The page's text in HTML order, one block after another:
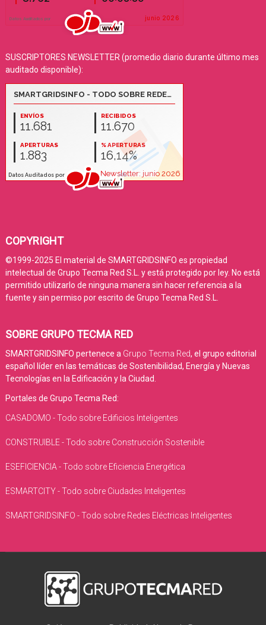
SUSCRIPTORES NEWSLETTER (promedio diario durante último mes
auditado disponible):
COPYRIGHT
©1999-2025 El material de SMARTGRIDSINFO es propiedad
intelectual de Grupo Tecma Red S.L. y está protegido por ley. No está
permitido utilizarlo de ninguna manera sin hacer referencia a la
fuente y sin permiso por escrito de Grupo Tecma Red S.L.
SOBRE GRUPO TECMA RED
SMARTGRIDSINFO pertenece a Grupo Tecma Red, el grupo editorial
español líder en las temáticas de Sostenibilidad, Energía y Nuevas
Tecnologías en la Edificación y la Ciudad.
Portales de Grupo Tecma Red:
CASADOMO - Todo sobre Edificios Inteligentes
CONSTRUIBLE - Todo sobre Construcción Sostenible
ESEFICIENCIA - Todo sobre Eficiencia Energética
ESMARTCITY - Todo sobre Ciudades Inteligentes
SMARTGRIDSINFO - Todo sobre Redes Eléctricas Inteligentes